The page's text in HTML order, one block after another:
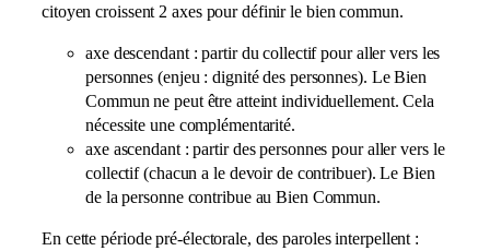
citoyen croissent 2 axes pour définir le bien commun.
axe descendant : partir du collectif pour aller vers les
personnes (enjeu : dignité des personnes). Le Bien
Commun ne peut être atteint individuellement. Cela
nécessite une complémentarité.
axe ascendant : partir des personnes pour aller vers le
collectif (chacun a le devoir de contribuer). Le Bien
de la personne contribue au Bien Commun.
En cette période pré-électorale, des paroles interpellent :